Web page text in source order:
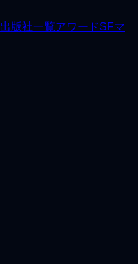
出版社一覧アワードSFマ